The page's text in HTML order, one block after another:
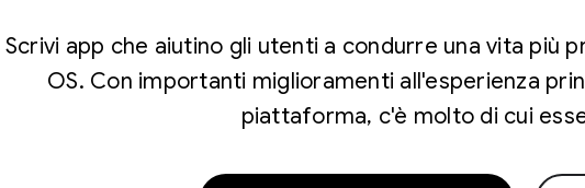
Scrivi app che aiutino gli utenti a condurre una vita più
OS. Con importanti miglioramenti all'esperienza
piattaforma, c'è molto di cui